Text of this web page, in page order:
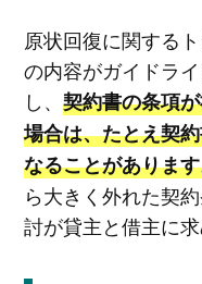
原状回復に関する
の内容がガイドラ
し、 契約書の条項
場合は、たとえ契
なることがありま
ら大きく外れた契
討が貸主と借主に求